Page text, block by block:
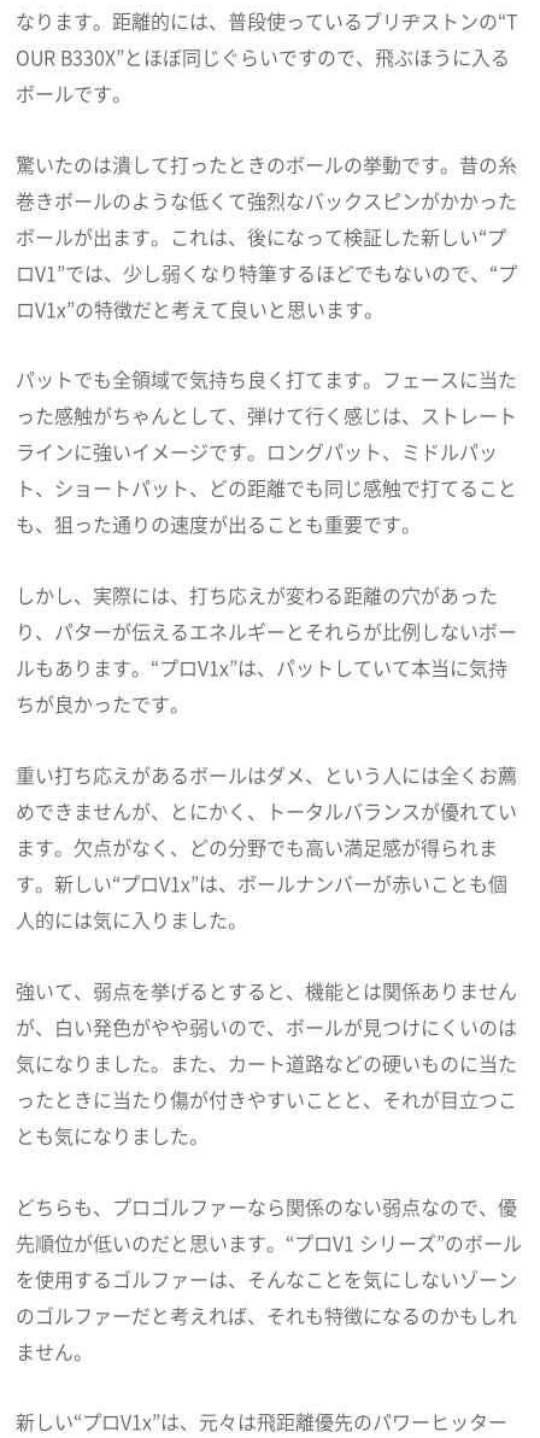
なります。距離的には、普段使っているブリヂストンの“T
OUR B330X”とほぼ同じぐらいですので、飛ぶほうに入る
ボールです。
驚いたのは潰して打ったときのボールの挙動です。昔の糸
巻きボールのような低くて強烈なバックスピンがかかった
ボールが出ます。これは、後になって検証した新しい“プ
ロV1”では、少し弱くなり特筆するほどでもないので、“プ
ロV1x”の特徴だと考えて良いと思います。
パットでも全領域で気持ち良く打てます。フェースに当た
った感触がちゃんとして、弾けて行く感じは、ストレート
ラインに強いイメージです。ロングパット、ミドルパッ
ト、ショートパット、どの距離でも同じ感触で打てること
も、狙った通りの速度が出ることも重要です。
しかし、実際には、打ち応えが変わる距離の穴があった
り、パターが伝えるエネルギーとそれらが比例しないボー
ルもあります。“プロV1x”は、パットしていて本当に気持
ちが良かったです。
重い打ち応えがあるボールはダメ、という人には全くお薦
めできませんが、とにかく、トータルバランスが優れてい
ます。欠点がなく、どの分野でも高い満足感が得られま
す。新しい“プロV1x”は、ボールナンバーが赤いことも個
人的には気に入りました。
強いて、弱点を挙げるとすると、機能とは関係ありません
が、白い発色がやや弱いので、ボールが見つけにくいのは
気になりました。また、カート道路などの硬いものに当た
ったときに当たり傷が付きやすいことと、それが目立つこ
とも気になりました。
どちらも、プロゴルファーなら関係のない弱点なので、優
先順位が低いのだと思います。“プロV1 シリーズ”のボール
を使用するゴルファーは、そんなことを気にしないゾーン
のゴルファーだと考えれば、それも特徴になるのかもしれ
ません。
新しい“プロV1x”は、元々は飛距離優先のパワーヒッター